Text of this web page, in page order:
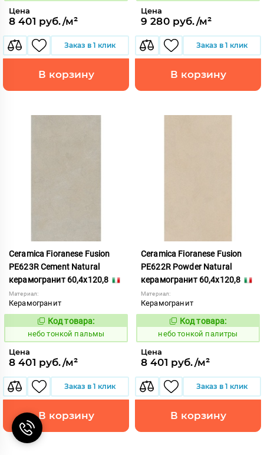
Цена
8 401 руб./м²
Заказ в 1 клик
В корзину
Цена
9 280 руб./м²
Заказ в 1 клик
В корзину
Ceramica Fioranese Fusion
PE623R Cement Natural
керамогранит 60,4x120,8
Материал:
Керамогранит
1122192
Код товара:
небо тонкой пальмы
Цена
8 401 руб./м²
Заказ в 1 клик
В корзину
Ceramica Fioranese Fusion
PE622R Powder Natural
керамогранит 60,4x120,8
Материал:
Керамогранит
1122191
Код товара:
небо тонкой палитры
Цена
8 401 руб./м²
Заказ в 1 клик
В корзину